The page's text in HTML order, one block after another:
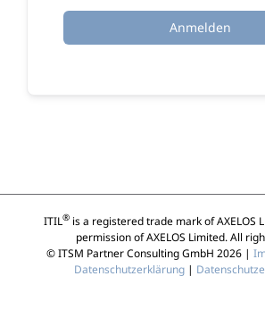
Anmelden
ITIL®is a registered trade mark of AXELOS
permission of AXELOS Limited. All
© ITSM Partner Consulting GmbH 2026 |
Datenschutzerklärung |